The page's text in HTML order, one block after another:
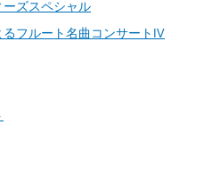
ズスペシャル
るフルート名曲コンサートⅣ